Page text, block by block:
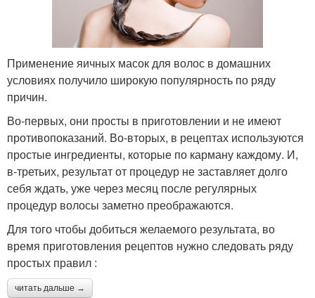
Применение яичных масок для волос в домашних
условиях получило широкую популярность по ряду
причин.
Во-первых, они просты в приготовлении и не имеют
противопоказаний. Во-вторых, в рецептах используются
простые ингредиенты, которые по карману каждому. И,
в-третьих, результат от процедур не заставляет долго
себя ждать, уже через месяц после регулярных
процедур волосы заметно преображаются.
Для того чтобы добиться желаемого результата, во
время приготовления рецептов нужно следовать ряду
простых правил :
читать дальше →